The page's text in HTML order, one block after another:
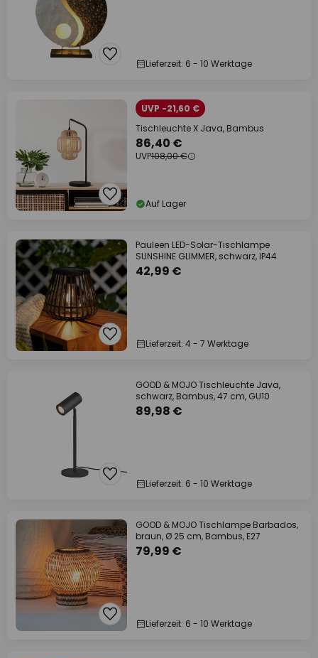
Lieferzeit: 6 - 10 Werktage
UVP -21,60 €
Tischleuchte X Java, Bambus
86,40 €
UVP108,00 €
Auf Lager
Pauleen LED-Solar-Tischlampe
SUNSHINE GLIMMER, schwarz, IP44
42,99 €
Lieferzeit: 4 - 7 Werktage
GOOD & MOJO Tischleuchte Java,
schwarz, Bambus, 47 cm, GU10
89,98 €
Lieferzeit: 6 - 10 Werktage
GOOD & MOJO Tischlampe Barbados,
braun, Ø 25 cm, Bambus, E27
79,99 €
Lieferzeit: 6 - 10 Werktage